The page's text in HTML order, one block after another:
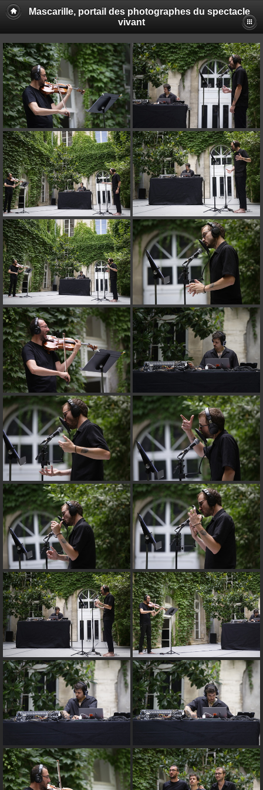
Mascarille, portail des photographes du spectacle
vivant